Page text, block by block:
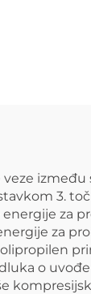
između
3.
za
za
o